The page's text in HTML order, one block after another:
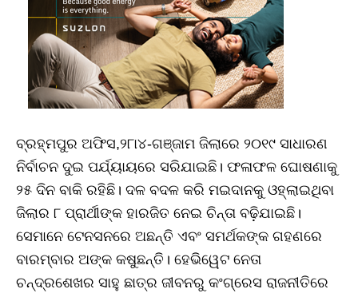
ବ୍ରହ୍ମପୁର ଅଫିସ,୨୮ା୪-ଗଞ୍ଜାମ ଜିଲାରେ ୨୦୧୯ ସାଧାରଣ
ନିର୍ବାଚନ ଦୁଇ ପର୍ଯ୍ୟାୟରେ ସରିଯାଇଛି। ଫଳାଫଳ ଘୋଷଣାକୁ
୨୫ ଦିନ ବାକି ରହିଛି। ଦଳ ବଦଳ କରି ମଇଦାନକୁ ଓହ୍ଲାଇଥିବା
ଜିଲାର ୮ ପ୍ରାର୍ଥୀଙ୍କ ହାରଜିତ ନେଇ ଚିନ୍ତା ବଢ଼ିଯାଇଛି।
ସେମାନେ ଟେନସନରେ ଅଛନ୍ତି ଏବଂ ସମର୍ଥକଙ୍କ ଗହଣରେ
ବାରମ୍ବାର ଅଙ୍କ କଷୁଛନ୍ତି। ହେଭିୱେଟ ନେତା
ଚନ୍ଦ୍ରଶେଖର ସାହୁ ଛାତ୍ର ଜୀବନରୁ କଂଗ୍ରେସ ରାଜନୀତିରେ